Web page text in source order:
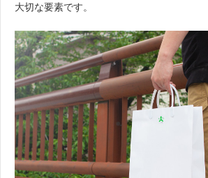
大切な要素です。